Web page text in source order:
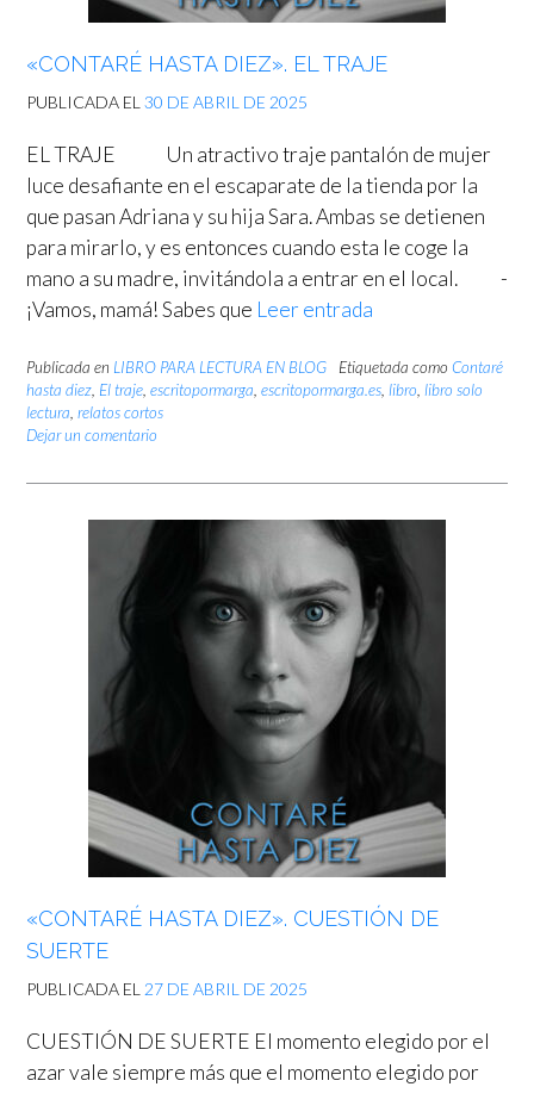
«CONTARÉ HASTA DIEZ». EL TRAJE
PUBLICADA EL 30 DE ABRIL DE 2025
EL TRAJE Un atractivo traje pantalón de mujer
luce desafiante en el escaparate de la tienda por la
que pasan Adriana y su hija Sara. Ambas se detienen
para mirarlo, y es entonces cuando esta le coge la
mano a su madre, invitándola a entrar en el local. -
¡Vamos, mamá! Sabes que Leer entrada
Publicada en LIBRO PARA LECTURA EN BLOG Etiquetada como Contaré
hasta diez El traje escritopormarga escritopormarga.es libro libro solo
lectura relatos cortos
Dejar un comentario
«CONTARÉ HASTA DIEZ». CUESTIÓN DE
SUERTE
PUBLICADA EL 27 DE ABRIL DE 2025
CUESTIÓN DE SUERTE El momento elegido por el
azar vale siempre más que el momento elegido por